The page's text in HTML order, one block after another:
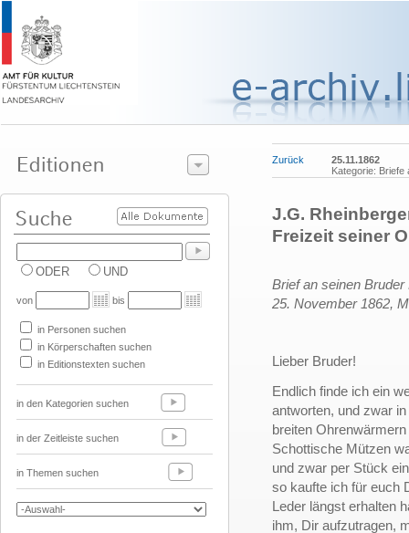
ODER UND
von bis
in Personen suchen
in Körperschaften suchen
in Editionstexten suchen
in den Kategorien suchen
in der Zeitleiste suchen
in Themen suchen
Zurück
25.11.1862
Kategorie: Briefe
J.G.
Freizeit seiner
Brief an seinen Bruder
25. November 1862,
Lieber Bruder!
Endlich finde ich ein
antworten, und zwar
breiten
Schottische Mützen
und zwar per Stück
so kaufte ich für euch
Leder längst erhalten
ihm, Dir aufzutragen,